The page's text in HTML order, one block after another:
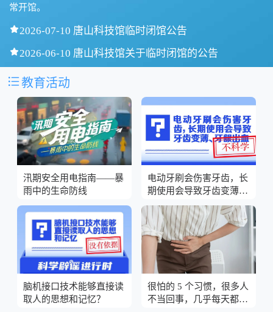
常开馆。
2026-07-10 唐山科技馆临时闭馆公告
2026-06-10 唐山科技馆关于临时闭馆的公告
教育活动
汛期安全用电指南——暴
雨中的生命防线
电动牙刷会伤害牙齿，长
期使用会导致牙齿变薄、
牙龈出血？
脑机接口技术能够直接读
取人的思想和记忆？
很怕的 5 个习惯，很多人
不当回事，几乎每天都在